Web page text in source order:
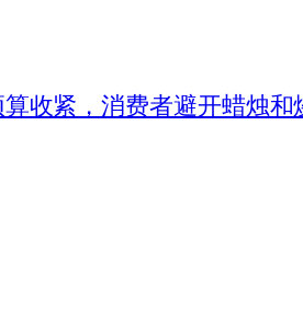
收紧，消费者避开蜡烛和